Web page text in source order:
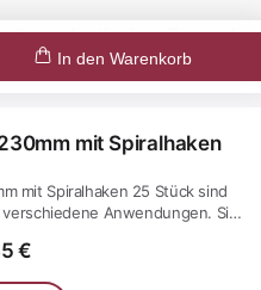
mit Spiralhaken
mit Spiralhaken 25 Stück sind
Anwendungen. Sie
€
In den Warenkorb